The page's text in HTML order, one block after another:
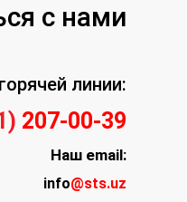
с нами
линии:
207-00-39
Нашemail:
info@sts.uz